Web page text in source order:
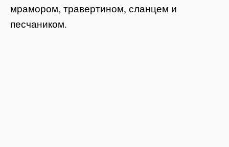
мрамором, травертином, сланцем и
песчаником.